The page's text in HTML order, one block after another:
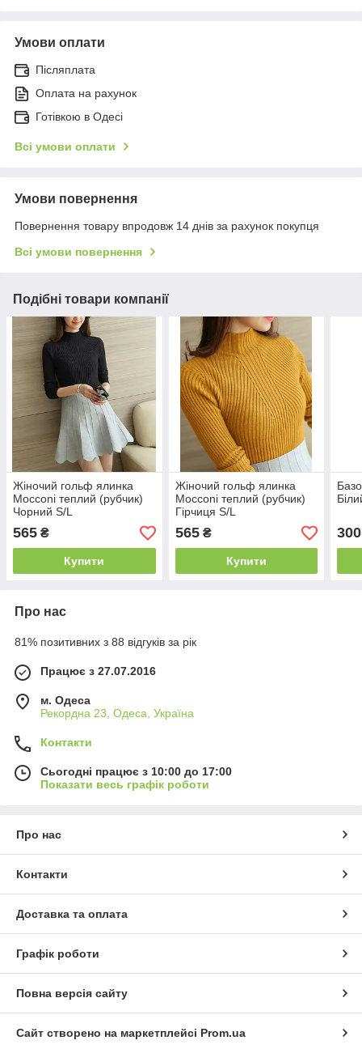
Умови оплати
Післяплата
Оплата на рахунок
Готівкою в Одесі
Всі умови оплати
Умови повернення
Повернення товару впродовж 14 днів за рахунок покупця
Всі умови повернення
Подібні товари компанії
Жіночий гольф ялинка
Mocconi теплий (рубчик)
Чорний S/L
565 ₴
Купити
Жіночий гольф ялинка
Mocconi теплий (рубчик)
Гірчиця S/L
565₴
Купити
300
Про нас
81% позитивних з 88 відгуків за рік
Працює з 27.07.2016
м. Одеса
Рекордна 23, Одеса, Україна
Контакти
Сьогодні працює з 10:00 до 17:00
Показати весь графік роботи
Про нас
Контакти
Доставка та оплата
Графік роботи
Повна версія сайту
Сайт створено на маркетплейсі Prom.ua